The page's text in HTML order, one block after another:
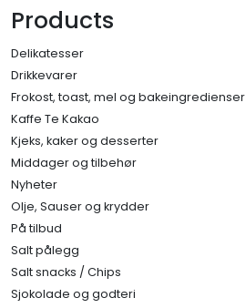
Products
Delikatesser
Drikkevarer
Frokost, toast, mel og bakeingredienser
Kaffe Te Kakao
Kjeks, kaker og desserter
Middager og tilbehør
Nyheter
Olje, Sauser og krydder
På tilbud
Salt pålegg
Salt snacks / Chips
Sjokolade og godteri